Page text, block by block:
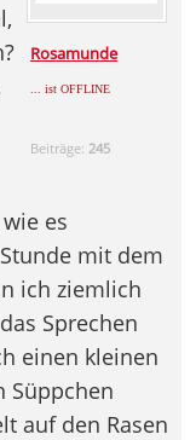
Rosamunde
... ist OFFLINE
Beiträge: 245
es
mit dem
ich ziemlich
Sprechen
einen kleinen
Süppchen
auf den Rasen